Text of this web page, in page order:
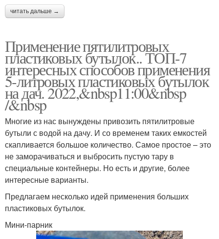
читать дальше →
Применение пятилитровых
пластиковых бутылок.. ТОП-7
интересных способов применения
5-литровых пластиковых бутылок
на дач. 2022,&nbsp11:00&nbsp
/&nbsp
Многие из нас вынуждены привозить пятилитровые
бутыли с водой на дачу. И со временем таких емкостей
скапливается большое количество. Самое простое – это
не заморачиваться и выбросить пустую тару в
специальные контейнеры. Но есть и другие, более
интересные варианты.
Предлагаем несколько идей применения больших
пластиковых бутылок.
Мини-парник